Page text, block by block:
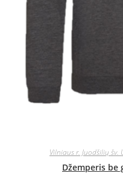
Vilniaus r. Juodšilių šv.
Džemperis be